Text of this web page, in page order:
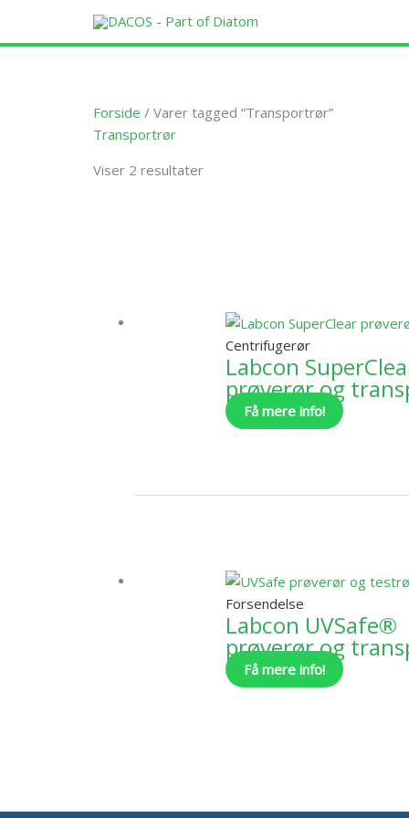
Forside / Varer tagged “Transportrør”
Transportrør
Viser 2 resultater
Centrifugerør
Labcon
prøverør og
Få mere info!
varianter.
kan
vælges
på
Forsendelse
Labcon UVSafe®
prøverør og
Få mere info!
varianter.
kan
vælges